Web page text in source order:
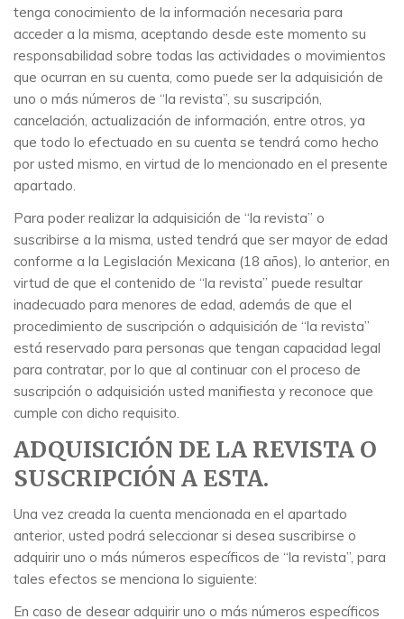
tenga conocimiento de la información necesaria para
acceder a la misma, aceptando desde este momento su
responsabilidad sobre todas las actividades o movimientos
que ocurran en su cuenta, como puede ser la adquisición de
uno o más números de “la revista”, su suscripción,
cancelación, actualización de información, entre otros, ya
que todo lo efectuado en su cuenta se tendrá como hecho
por usted mismo, en virtud de lo mencionado en el presente
apartado.
Para poder realizar la adquisición de “la revista” o
suscribirse a la misma, usted tendrá que ser mayor de edad
conforme a la Legislación Mexicana (18 años), lo anterior, en
virtud de que el contenido de “la revista” puede resultar
inadecuado para menores de edad, además de que el
procedimiento de suscripción o adquisición de “la revista”
está reservado para personas que tengan capacidad legal
para contratar, por lo que al continuar con el proceso de
suscripción o adquisición usted manifiesta y reconoce que
cumple con dicho requisito.
ADQUISICIÓN DE LA REVISTA O
SUSCRIPCIÓN A ESTA.
Una vez creada la cuenta mencionada en el apartado
anterior, usted podrá seleccionar si desea suscribirse o
adquirir uno o más números específicos de “la revista”, para
tales efectos se menciona lo siguiente:
En caso de desear adquirir uno o más números específicos